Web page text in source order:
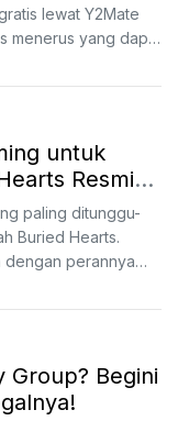
lewat Y2Mate
menerus yang dapat
untuk
Resmi
paling ditunggu-
Buried Hearts.
dengan perannya
Group? Begini